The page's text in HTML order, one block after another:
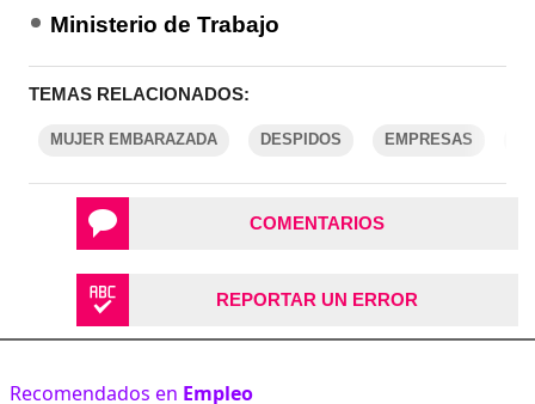
Ministerio de Trabajo
TEMAS RELACIONADOS:
MUJER EMBARAZADA DESPIDOS EMPRESAS
COMENTARIOS
REPORTAR UN ERROR
Recomendados en Empleo